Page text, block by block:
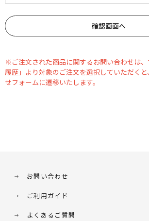
※ご注文された商品に関するお問い合わせは
履歴」より対象のご注文を選択していただく
せフォームに遷移いたします。
お問い合わせ
ご利用ガイド
よくあるご質問